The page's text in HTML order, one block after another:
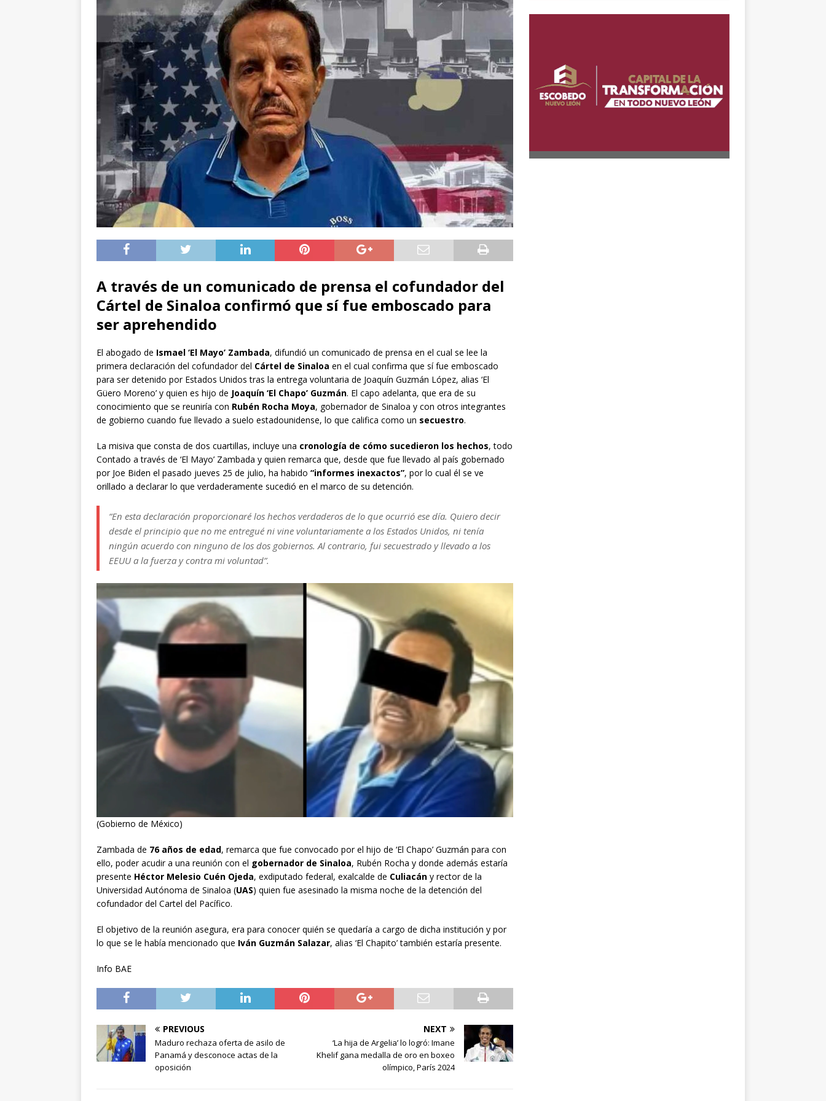
A través de un comunicado de prensa el cofundador del
Cártel de Sinaloa confirmó que sí fue emboscado para
ser aprehendido
El abogado de Ismael ‘El Mayo’ Zambada, difundió un comunicado de prensa en el cual se lee la
primera declaración del cofundador del Cártel de Sinaloa en el cual confirma que sí fue emboscado
para ser detenido por Estados Unidos tras la entrega voluntaria de Joaquín Guzmán López, alias ‘El
Güero Moreno’ y quien es hijo de Joaquín ‘El Chapo’ Guzmán. El capo adelanta, que era de su
conocimiento que se reuniría con Rubén Rocha Moya, gobernador de Sinaloa y con otros integrantes
de gobierno cuando fue llevado a suelo estadounidense, lo que califica como un secuestro.
La misiva que consta de dos cuartillas, incluye una cronología de cómo sucedieron los hechos, todo
Contado a través de ‘El Mayo’ Zambada y quien remarca que, desde que fue llevado al país gobernado
por Joe Biden el pasado jueves 25 de julio, ha habido “informes inexactos”, por lo cual él se ve
orillado a declarar lo que verdaderamente sucedió en el marco de su detención.
“En esta declaración proporcionaré los hechos verdaderos de lo que ocurrió ese día. Quiero decir
desde el principio que no me entregué ni vine voluntariamente a los Estados Unidos, ni tenía
ningún acuerdo con ninguno de los dos gobiernos. Al contrario, fui secuestrado y llevado a los
EEUU a la fuerza y contra mi voluntad”.
(Gobierno de México)
Zambada de 76 años de edad, remarca que fue convocado por el hijo de ‘El Chapo’ Guzmán para con
ello, poder acudir a una reunión con el gobernador de Sinaloa, Rubén Rocha y donde además estaría
presente Héctor Melesio Cuén Ojeda, exdiputado federal, exalcalde de Culiacán y rector de la
Universidad Autónoma de Sinaloa (UAS) quien fue asesinado la misma noche de la detención del
cofundador del Cartel del Pacífico.
El objetivo de la reunión asegura, era para conocer quién se quedaría a cargo de dicha institución y por
lo que se le había mencionado que Iván Guzmán Salazar, alias ‘El Chapito’ también estaría presente.
Info BAE
PREVIOUS
Maduro rechaza oferta de asilo de
Panamá y desconoce actas de la
oposición
NEXT
‘La hija de Argelia’ lo logró: Imane
Khelif gana medalla de oro en boxeo
olímpico, París 2024